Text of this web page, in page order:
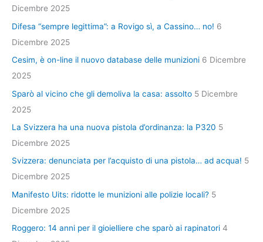
Dicembre 2025
Difesa “sempre legittima”: a Rovigo sì, a Cassino… no! 6
Dicembre 2025
Cesim, è on-line il nuovo database delle munizioni 6 Dicembre
2025
Sparò al vicino che gli demoliva la casa: assolto 5 Dicembre
2025
La Svizzera ha una nuova pistola d’ordinanza: la P320 5
Dicembre 2025
Svizzera: denunciata per l’acquisto di una pistola… ad acqua! 5
Dicembre 2025
Manifesto Uits: ridotte le munizioni alle polizie locali? 5
Dicembre 2025
Roggero: 14 anni per il gioielliere che sparò ai rapinatori 4